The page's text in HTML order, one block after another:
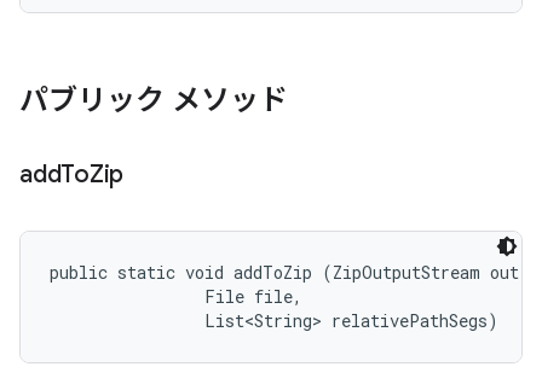
パブリック メソッド
addToZip
public static void addToZip (ZipOutputStream out,
                File file,
                List<String> relativePathSegs)